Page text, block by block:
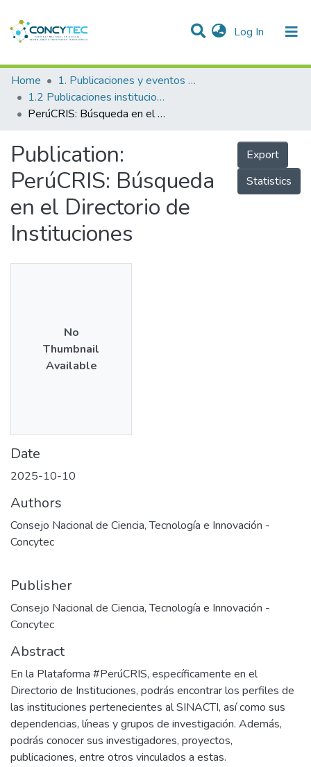
Log In (current)
Communities & Collections
Research Outputs
People
Statistics
Home
1. Publicaciones y eventos institucionales
1.2 Publicaciones institucionales
PerúCRIS: Búsqueda en el Directorio de Instituciones
Publication:
PerúCRIS: Búsqueda
en el Directorio de
Instituciones
Export
Statistics
No
Thumbnail
Available
Date
2025-10-10
Authors
Consejo Nacional de Ciencia, Tecnología e Innovación -
Concytec
Publisher
Consejo Nacional de Ciencia, Tecnología e Innovación -
Concytec
Abstract
En la Plataforma #PerúCRIS, específicamente en el
Directorio de Instituciones, podrás encontrar los perfiles de
las instituciones pertenecientes al SINACTI, así como sus
dependencias, líneas y grupos de investigación. Además,
podrás conocer sus investigadores, proyectos,
publicaciones, entre otros vinculados a estas.